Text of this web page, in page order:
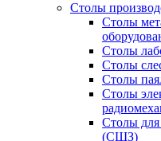
Столы
Столы
Столы
Столы
Столы
Столы
Столы для
(СШЗ)